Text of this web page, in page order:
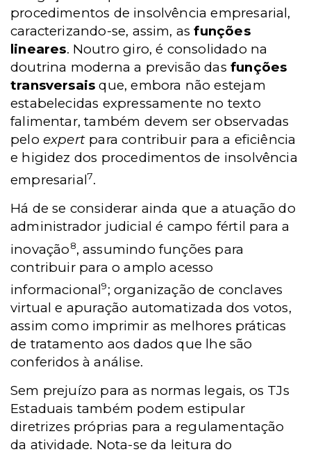
procedimentos de insolvência empresarial,
caracterizando-se, assim, asfunções
lineares. Noutro giro, é consolidado na
doutrina moderna a previsão das funções
transversais que, embora não estejam
estabelecidas expressamente no texto
falimentar, também devem ser observadas
pelo expert para contribuir para a eficiência
e higidez dos procedimentos de insolvência
empresarial7.
Há de se considerar ainda que a atuação do
administrador judicial é campo fértil para a
inovação8, assumindo funções para
contribuir para o amplo acesso
informacional9; organização de conclaves
virtual e apuração automatizada dos votos,
assim como imprimir as melhores práticas
de tratamento aos dados que lhe são
conferidos à análise.
Sem prejuízo para as normas legais, os TJs
Estaduais também podem estipular
diretrizes próprias para a regulamentação
da atividade. Nota-se da leitura do